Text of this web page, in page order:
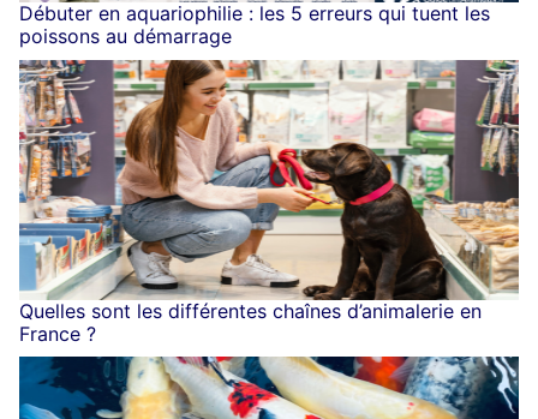
Débuter en aquariophilie : les 5 erreurs qui tuent les
poissons au démarrage
Quelles sont les différentes chaînes d’animalerie en
France ?